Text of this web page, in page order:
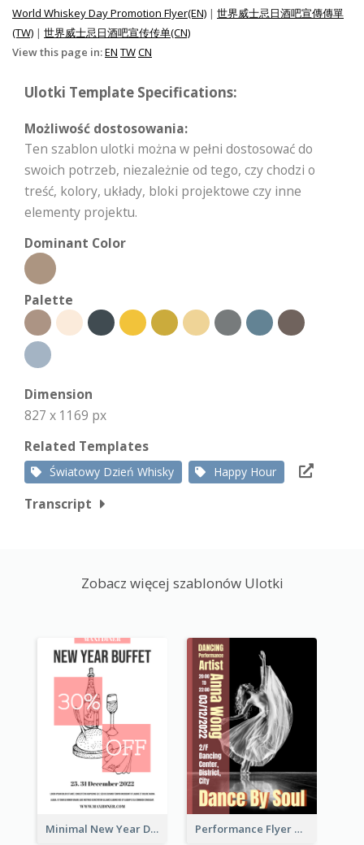
World Whiskey Day Promotion Flyer(EN) | 世界威士忌日酒吧宣傳傳單
(TW) | 世界威士忌日酒吧宣传传单(CN)
View this page in:EN TWCN
Ulotki Template Specifications:
Możliwość dostosowania:
Ten szablon ulotki można w pełni dostosować do
swoich potrzeb, niezależnie od tego, czy chodzi o
treść, kolory, układy, bloki projektowe czy inne
elementy projektu.
Dominant Color
Palette
Dimension
827 x 1169 px
Related Templates
Światowy Dzień Whisky Happy Hour
Transcript
Zobacz więcej szablonów Ulotki
Minimal New Year Dinning Promotion Design Idea Performance Flyer With Monochrome Photo